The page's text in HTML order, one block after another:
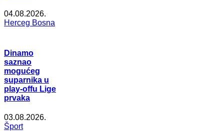
04.08.2026.
Herceg Bosna
Dinamo
saznao
mogućeg
suparnika u
play-offu Lige
prvaka
03.08.2026.
Šport